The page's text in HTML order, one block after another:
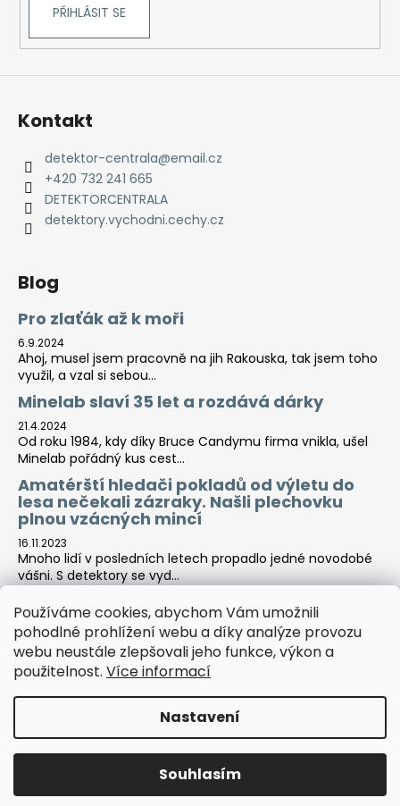
Používáme cookies, abychom Vám umožnili
pohodlné prohlížení webu a díky analýze provozu
webu neustále zlepšovali jeho funkce, výkon a
použitelnost. Více informací
Nastavení
Souhlasím
PŘIHLÁSIT SE
Kontakt
detektor-centrala@email.cz
+420 732 241 665
DETEKTORCENTRALA
detektory.vychodni.cechy.cz
Blog
Pro zlaťák až k moři
6.9.2024
Ahoj, musel jsem pracovně na jih Rakouska, tak jsem toho
využil, a vzal si sebou...
Minelab slaví 35 let a rozdává dárky
21.4.2024
Od roku 1984, kdy díky Bruce Candymu firma vnikla, ušel
Minelab pořádný kus cest...
Amatérští hledači pokladů od výletu do
lesa nečekali zázraky. Našli plechovku
plnou vzácných mincí
16.11.2023
Mnoho lidí v posledních letech propadlo jedné novodobé
vášni. S detektory se vyd...
Tara-print
Copyright 2026Detektor centrála. Všechna práva
Upravit nastavení cookies